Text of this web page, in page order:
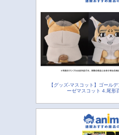
【グッズ-マスコット】ゴール
ーゼマスコット 4.尾形